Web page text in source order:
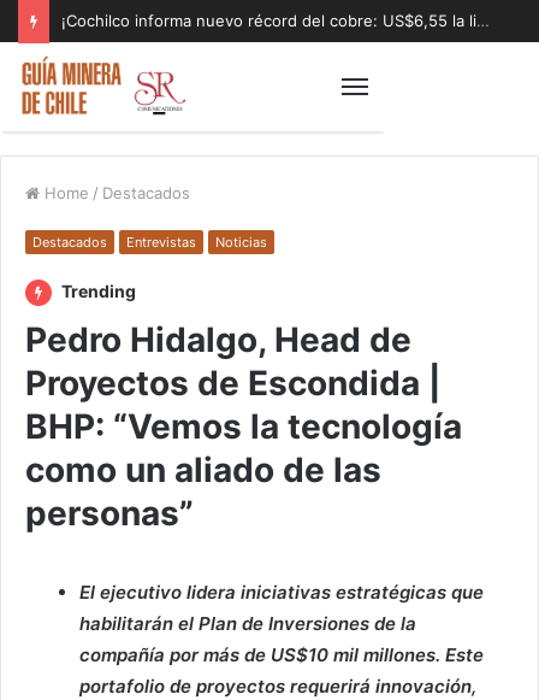
¡Cochilco informa nuevo récord del cobre: US$6,55 la libra!
Home / Destacados
Destacados Entrevistas Noticias
Trending
Pedro Hidalgo, Head de
Proyectos de Escondida |
BHP: “Vemos la tecnología
como un aliado de las
personas”
El ejecutivo lidera iniciativas estratégicas que
habilitarán el Plan de Inversiones de la
compañía por más de US$10 mil millones. Este
portafolio de proyectos requerirá innovación,